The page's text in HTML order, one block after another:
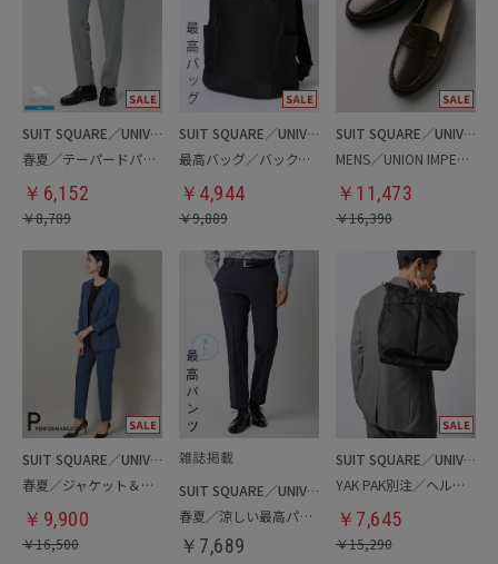
SUIT SQUARE／UNIVERSAL LANGUAGE
春夏／テーパードパンツ
￥ 6,152
￥8,789
SUIT SQUARE／UNIVERSAL LANGUAGE
最高バッグ／バックパック
￥ 4,944
￥9,889
SUIT SQUARE／UNIVERSAL LANGUAGE
MENS／UNION IMPERIAL監修／コインローファー
￥ 11,473
￥16,390
SUIT SQUARE／UNIVERSAL LANGUAGE／WHITE
春夏／ジャケット＆パンツセットアップ／洗濯ネット付き
￥ 9,900
￥16,500
SUIT SQUARE／UNIVERSAL LANGUAGE
春夏／涼しい最高パンツ
￥ 7,689
SUIT SQUARE／UNIVERSAL LANGUAGE
YAK PAK別注／ヘルメットバッグ
￥ 7,645
￥15,290